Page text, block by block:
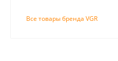
Все товары бренда VGR